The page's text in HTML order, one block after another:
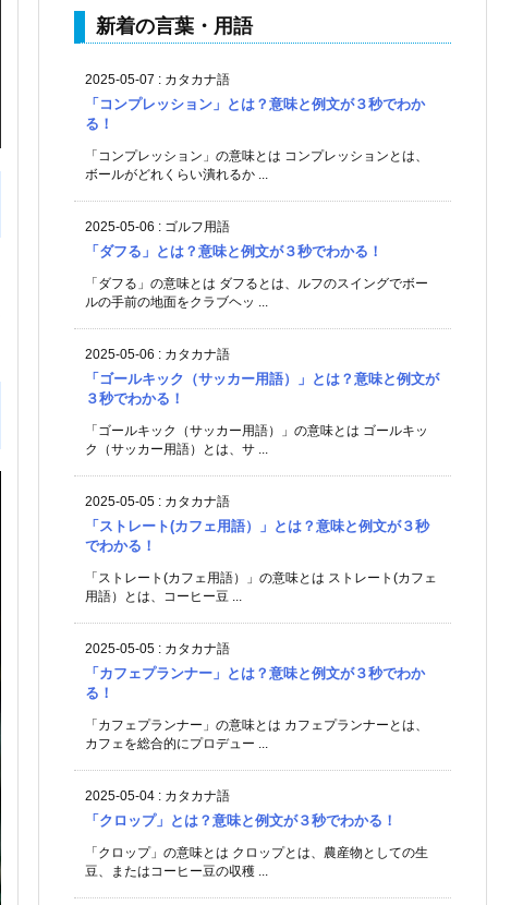
新着の言葉・用語
2025-05-07 : カタカナ語
「コンプレッション」とは？意味と例文が３秒でわか
る！
「コンプレッション」の意味とは コンプレッションとは、
ボールがどれくらい潰れるか ...
2025-05-06 : ゴルフ用語
「ダフる」とは？意味と例文が３秒でわかる！
「ダフる」の意味とは ダフるとは、ルフのスイングでボー
ルの手前の地面をクラブヘッ ...
2025-05-06 : カタカナ語
「ゴールキック（サッカー用語）」とは？意味と例文が
３秒でわかる！
「ゴールキック（サッカー用語）」の意味とは ゴールキッ
ク（サッカー用語）とは、サ ...
2025-05-05 : カタカナ語
「ストレート(カフェ用語）」とは？意味と例文が３秒
でわかる！
「ストレート(カフェ用語）」の意味とは ストレート(カフェ
用語）とは、コーヒー豆 ...
2025-05-05 : カタカナ語
「カフェプランナー」とは？意味と例文が３秒でわか
る！
「カフェプランナー」の意味とは カフェプランナーとは、
カフェを総合的にプロデュー ...
2025-05-04 : カタカナ語
「クロップ」とは？意味と例文が３秒でわかる！
「クロップ」の意味とは クロップとは、農産物としての生
豆、またはコーヒー豆の収穫 ...